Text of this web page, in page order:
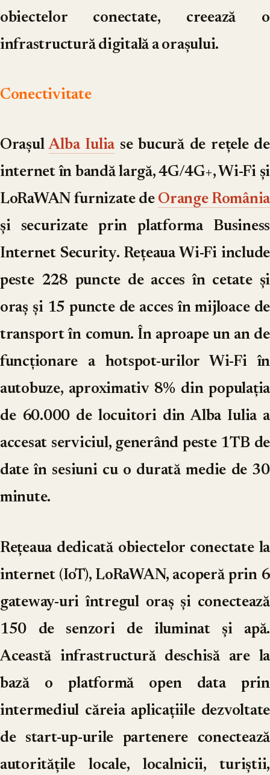
obiectelor conectate, creează o
infrastructură digitală a orașului.
Conectivitate
OrașulAlba Iuliase bucură de rețele de
internet în bandă largă, 4G/4G+, Wi-Fi și
LoRaWAN furnizate de Orange România
și securizate prin platforma Business
Internet Security. Rețeaua Wi-Fi include
peste 228 puncte de acces în cetate și
oraș și 15 puncte de acces în mijloace de
transport în comun. În aproape un an de
funcționare a hotspot-urilor Wi-Fi în
autobuze, aproximativ 8% din populația
de 60.000 de locuitori din Alba Iulia a
accesat serviciul, generând peste 1TB de
date în sesiuni cu o durată medie de 30
minute.
Rețeaua dedicată obiectelor conectate la
internet (IoT), LoRaWAN, acoperă prin 6
gateway-uri întregul oraș și conectează
150 de senzori de iluminat și apă.
Această infrastructură deschisă are la
bază o platformă open data prin
intermediul căreia aplicațiile dezvoltate
de start-up-urile partenere conectează
autoritățile locale, localnicii, turiștii,